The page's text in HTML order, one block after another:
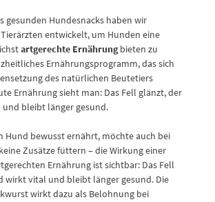
gesunden Hundesnacks haben wir
entwickelt, um Hunden eine
artgerechte Ernährungbieten zu
Ernährungsprogramm, das sich
des natürlichen Beutetiers
Ernährung sieht man: Das Fell glänzt, der
bleibt länger gesund.
Hund bewusst ernährt, möchte auch bei
Zusätze füttern – die Wirkung einer
Ernährung ist sichtbar: Das Fell
wirkt vital und bleibt länger gesund. Die
wirkt dazu als Belohnung bei